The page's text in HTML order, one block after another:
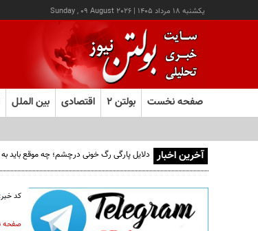
يکشنبه ۱۸ مرداد ۱۴۰۵ |
Sunday , 09 August 2026
صفحه نخست بولتن ۲ اقتصادی بین الملل
آخرین اخبار دلایل پارگی رگ خونی درچشم؛ چه موقع باید
کد خبر:
صفحه